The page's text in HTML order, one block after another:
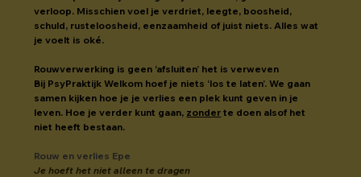
verloop. Misschien voel je verdriet, leegte, boosheid,
schuld, rusteloosheid, eenzaamheid of juist niets. Alles wat
je voelt is oké.
Rouwverwerking is geen ‘afsluiten’ het is verweven
Bij PsyPraktijk Welkom hoef je niets ‘los te laten’. We gaan
samen kijken hoe je je verlies een plek kunt geven in je
leven. Hoe je verder kunt gaan, zonder te doen alsof het
niet heeft bestaan.
Rouw en verlies Epe
Je hoeft het niet alleen te dragen